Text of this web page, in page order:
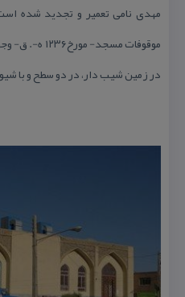
مهدی نامی تعمیر و تجدید شده
موقوفات
در زمین شیب دار، در دو سطح و با